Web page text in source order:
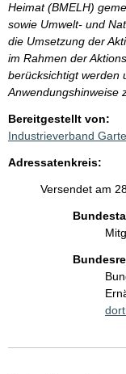
Heimat (BMELH)
sowie Umwelt- und
die Umsetzung der
im Rahmen der
berücksichtigt werden
Anwendungshinweise
Bereitgestellt von:
Industrieverband
Adressatenkreis:
Versendet am